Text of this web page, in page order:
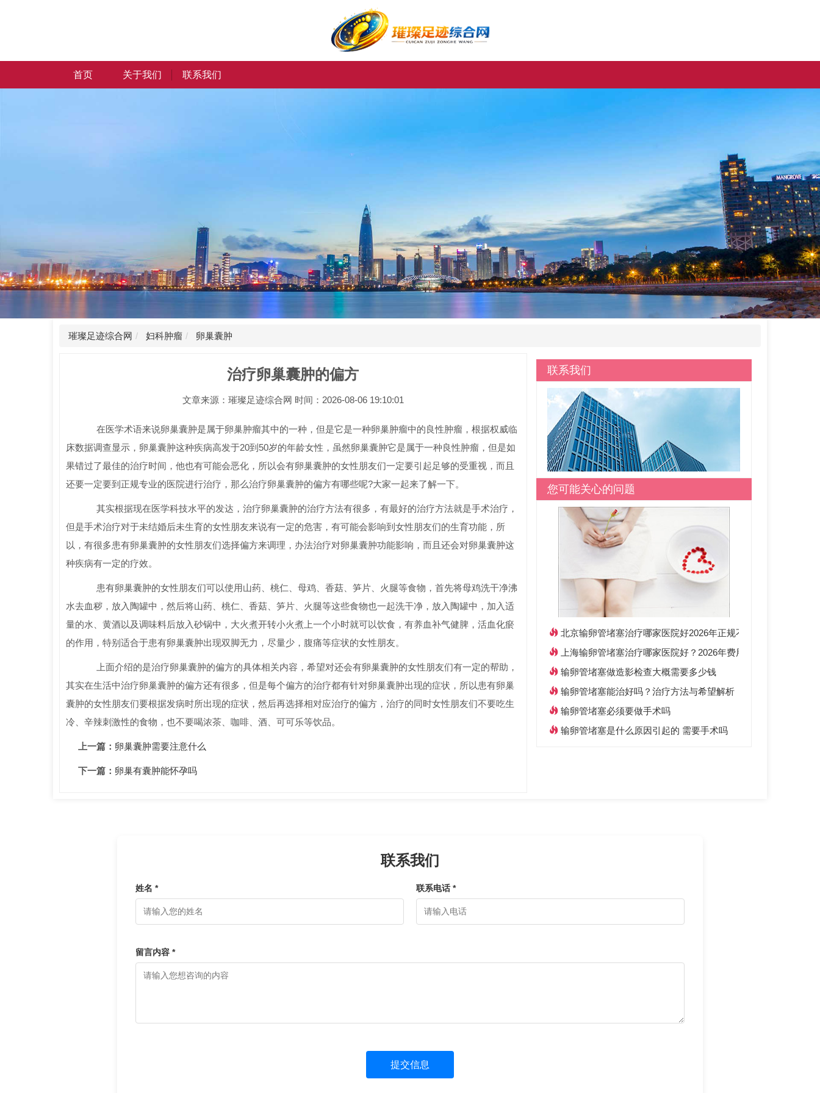
首页 关于我们 联系我们
璀璨足迹综合网 妇科肿瘤 卵巢囊肿
治疗卵巢囊肿的偏方
文章来源：璀璨足迹综合网 时间：2026-08-06 19:10:01
在医学术语来说卵巢囊肿是属于卵巢肿瘤其中的一种，但是它是一种卵巢肿瘤中的良性肿瘤，根据权威临
床数据调查显示，卵巢囊肿这种疾病高发于20到50岁的年龄女性，虽然卵巢囊肿它是属于一种良性肿瘤，但是如
果错过了最佳的治疗时间，他也有可能会恶化，所以会有卵巢囊肿的女性朋友们一定要引起足够的受重视，而且
还要一定要到正规专业的医院进行治疗，那么治疗卵巢囊肿的偏方有哪些呢?大家一起来了解一下。
其实根据现在医学科技水平的发达，治疗卵巢囊肿的治疗方法有很多，有最好的治疗方法就是手术治疗，
但是手术治疗对于未结婚后未生育的女性朋友来说有一定的危害，有可能会影响到女性朋友们的生育功能，所
以，有很多患有卵巢囊肿的女性朋友们选择偏方来调理，办法治疗对卵巢囊肿功能影响，而且还会对卵巢囊肿这
种疾病有一定的疗效。
患有卵巢囊肿的女性朋友们可以使用山药、桃仁、母鸡、香菇、笋片、火腿等食物，首先将母鸡洗干净沸
水去血秽，放入陶罐中，然后将山药、桃仁、香菇、笋片、火腿等这些食物也一起洗干净，放入陶罐中，加入适
量的水、黄酒以及调味料后放入砂锅中，大火煮开转小火煮上一个小时就可以饮食，有养血补气健脾，活血化瘀
的作用，特别适合于患有卵巢囊肿出现双脚无力，尽量少，腹痛等症状的女性朋友。
上面介绍的是治疗卵巢囊肿的偏方的具体相关内容，希望对还会有卵巢囊肿的女性朋友们有一定的帮助，
其实在生活中治疗卵巢囊肿的偏方还有很多，但是每个偏方的治疗都有针对卵巢囊肿出现的症状，所以患有卵巢
囊肿的女性朋友们要根据发病时所出现的症状，然后再选择相对应治疗的偏方，治疗的同时女性朋友们不要吃生
冷、辛辣刺激性的食物，也不要喝浓茶、咖啡、酒、可可乐等饮品。
上一篇： 卵巢囊肿需要注意什么
下一篇： 卵巢有囊肿能怀孕吗
联系我们
您可能关心的问题
北京输卵管堵塞治疗哪家医院好2026年正规不孕不育专科推荐
上海输卵管堵塞治疗哪家医院好？2026年费用与专家选择攻略
输卵管堵塞做造影检查大概需要多少钱
输卵管堵塞能治好吗？治疗方法与希望解析
输卵管堵塞必须要做手术吗
输卵管堵塞是什么原因引起的 需要手术吗
联系我们
姓名 * 联系电话 *
留言内容 *
提交信息